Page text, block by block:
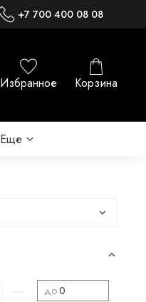
+7 700 400 08 08
Избранное Корзина
Еще
до